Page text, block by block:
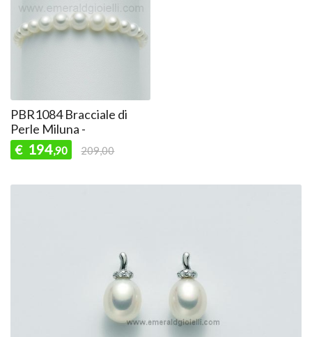
PBR1084 Bracciale di
Perle Miluna -
€ 194,90 209,00